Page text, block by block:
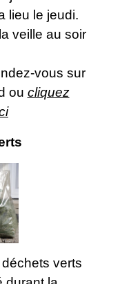
lieu le jeudi.
veille au soir
vous sur
ou cliquez
verts